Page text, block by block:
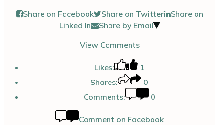
Share on Facebook
Share on Twitter
Share on
Linked In
Share by Email
View Comments
Likes:
1
Shares:
0
Comments:
0
Comment on Facebook